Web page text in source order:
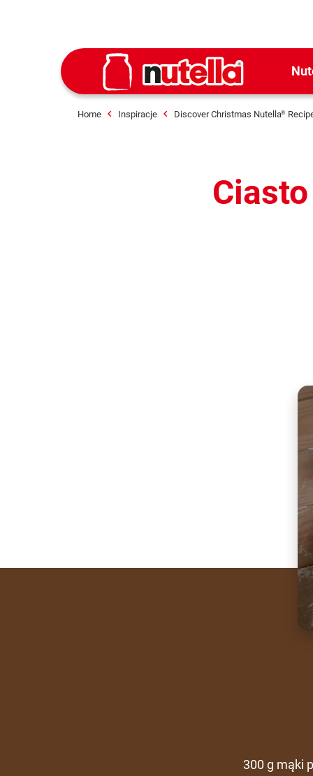
Home Inspiracje Discover Christmas Nutella®
300 g mąki